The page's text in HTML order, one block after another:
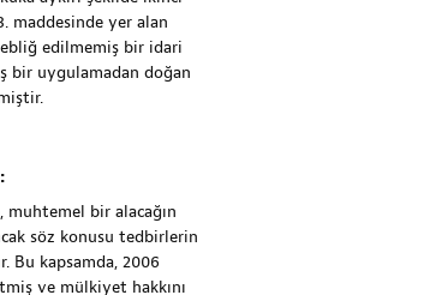
maddesinde yer alan
edilmemiş bir idari
bir uygulamadan doğan
muhtemel bir alacağın
söz konusu tedbirlerin
Bu kapsamda, 2006
ve mülkiyet hakkını